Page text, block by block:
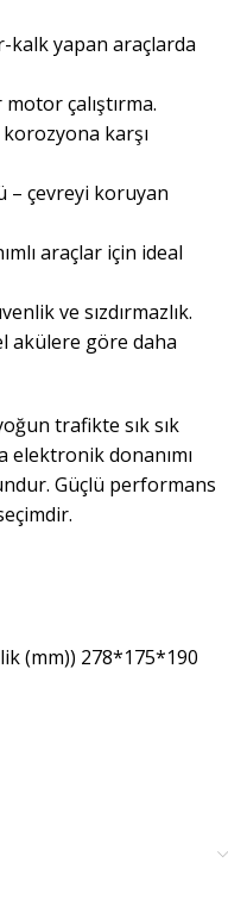
kalk yapan araçlarda
çalıştırma.
karşı
– çevreyi koruyan
araçlar için ideal
ve sızdırmazlık.
akülere göre daha
trafikte sık sık
elektronik donanımı
Güçlü performans
(mm)) 278*175*190